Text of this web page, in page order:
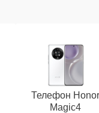
Телефон Honor
Magic4